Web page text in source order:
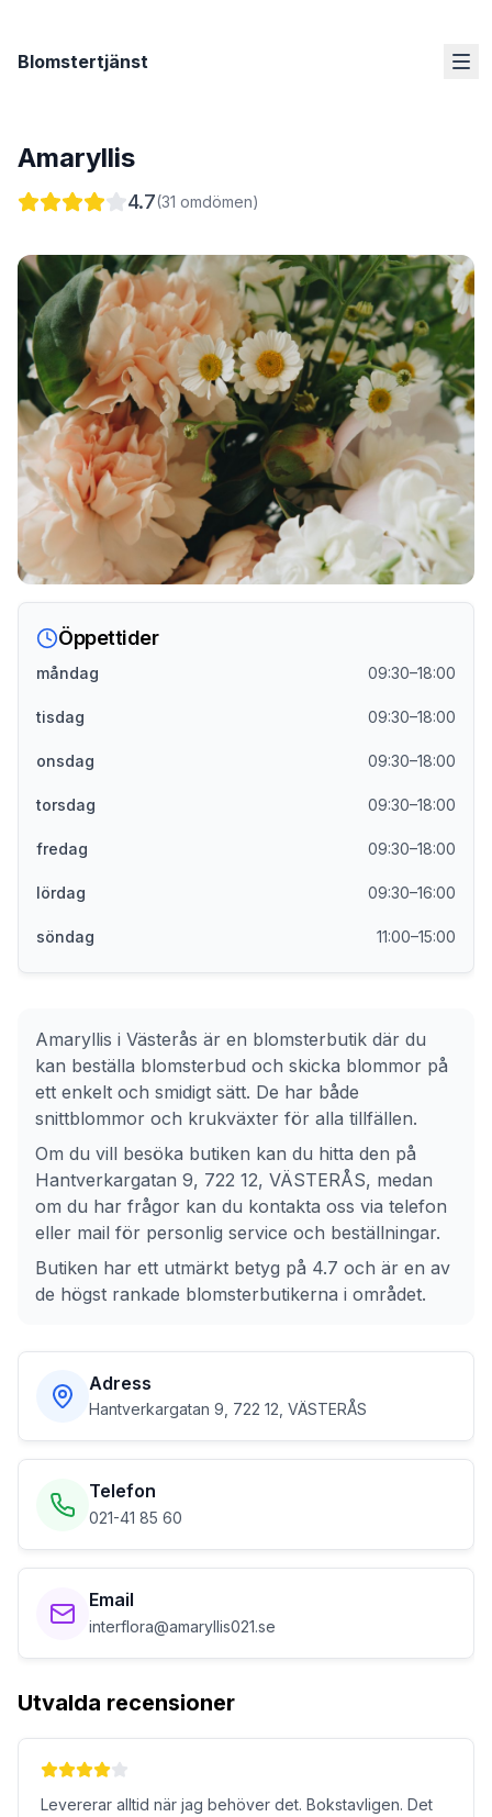
Blomstertjänst
Amaryllis
4.7(31 omdömen)
Amaryllis i Västerås är en blomsterbutik där du
kan beställa blomsterbud och skicka blommor på
ett enkelt och smidigt sätt. De har både
snittblommor och krukväxter för alla tillfällen.
Om du vill besöka butiken kan du hitta den på
Hantverkargatan 9, 722 12, VÄSTERÅS, medan
om du har frågor kan du kontakta oss via telefon
eller mail för personlig service och beställningar.
Butiken har ett utmärkt betyg på 4.7 och är en av
de högst rankade blomsterbutikerna i området.
Adress
Hantverkargatan 9, 722 12, VÄSTERÅS
Telefon
021-41 85 60
Email
interflora@amaryllis021.se
Utvalda recensioner
Levererar alltid när jag behöver det. Bokstavligen. Det
Öppettider
måndag 09:30–18:00
tisdag 09:30–18:00
onsdag 09:30–18:00
torsdag 09:30–18:00
fredag 09:30–18:00
lördag 09:30–16:00
söndag 11:00–15:00